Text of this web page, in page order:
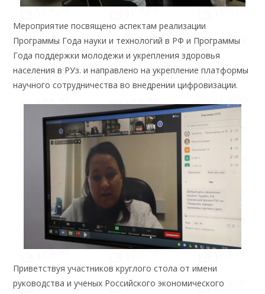
Мероприятие посвящено аспектам реализации
Программы Года науки и технологий в РФ и Программы
Года поддержки молодежи и укрепления здоровья
населения в РУз. и направлено на укрепление платформы
научного сотрудничества во внедрении цифровизации.
Приветствуя участников круглого стола от имени
руководства и ученых Российского экономического